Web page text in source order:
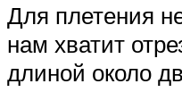
Для плетения
нам хватит
длиной около